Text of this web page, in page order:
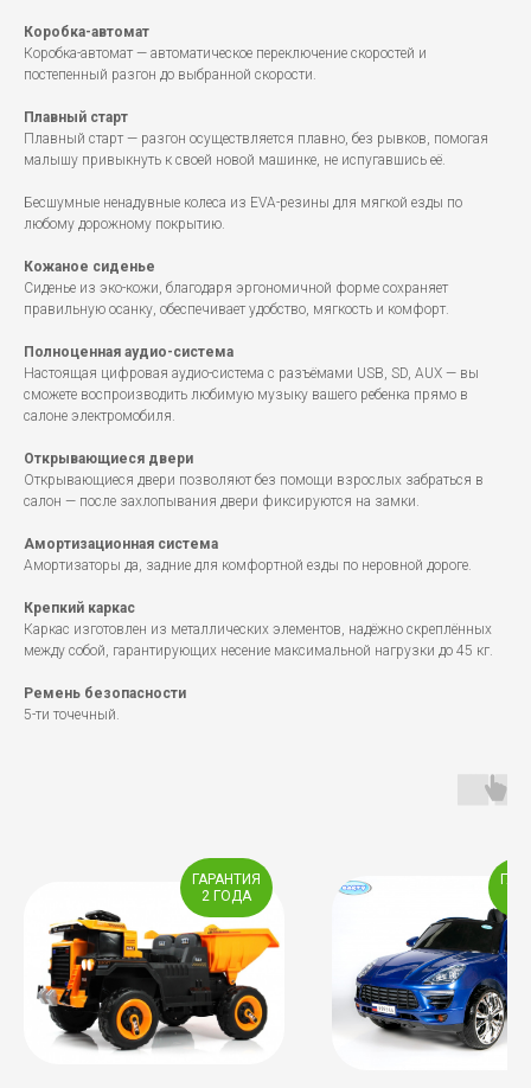
Коробка-автомат
Коробка-автомат — автоматическое переключение скоростей и
постепенный разгон до выбранной скорости.
Плавный старт
Плавный старт — разгон осуществляется плавно, без рывков, помогая
малышу привыкнуть к своей новой машинке, не испугавшись её.
Бесшумные ненадувные колеса из EVA-резины для мягкой езды по
любому дорожному покрытию.
Кожаное сиденье
Сиденье из эко-кожи, благодаря эргономичной форме сохраняет
правильную осанку, обеспечивает удобство, мягкость и комфорт.
Полноценная аудио-система
Настоящая цифровая аудио-система с разъёмами USB, SD, AUX — вы
сможете воспроизводить любимую музыку вашего ребенка прямо в
салоне электромобиля.
Открывающиеся двери
Открывающиеся двери позволяют без помощи взрослых забраться в
салон — после захлопывания двери фиксируются на замки.
Амортизационная система
Амортизаторы да, задние для комфортной езды по неровной дороге.
Крепкий каркас
Каркас изготовлен из металлических элементов, надёжно скреплённых
между собой, гарантирующих несение максимальной нагрузки до 45 кг.
Ремень безопасности
5-ти точечный.
ГАРАНТИЯ
2 ГОДА